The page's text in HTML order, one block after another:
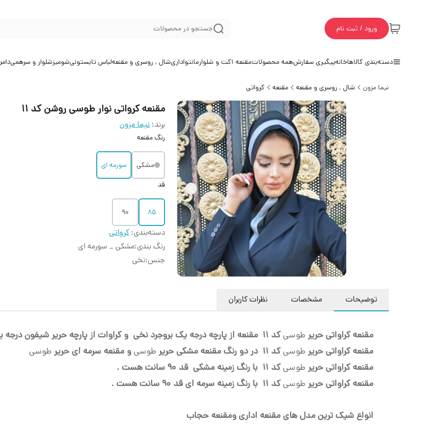
ورود / ثبت نام جستجو در محصولات
دسته‌بندی کالاهاخانهپیگیری سفارشهمه محصولاتمقنعه 1 کت و شلوارمانتواداریشال , روسری و مقنعهلباس تابستونیشومیزشلوار و سرهمی
نیما مزون شال , روسری و مقنعه مقنعه کرواتی
مقنعه کرواتی نوار طوسی روشن کد ۱۱
برند: نیما مزون
رنگ مقنعه
مشکی
سورمه ای
قد
85
90
دسته‌بندی:کرواتی
رنگ بندی:مشکی _ سورمه ای
جنس:نخی
توضیحات مشخصات نظرات کاربران
مقنعه کراواتی حریر طوسیکد 11
مقنعه از پارچه درجه یک بروجرد نخی و کراوات از پارچه حریر شیفون
مقنعه کراواتی حریر طوسیکد 11 در دو رنگ مقنعه مشکی حریر طوسی و مقنعه سرمه ای حریر طوسی
مقنعه کراواتی حریر طوسیکد 11 با رنگ زمینه مشکی قد
مقنعه کراواتی حریر طوسیکد 11 با رنگ زمینه سرمه ای قد
انواع شیک ترین مدل های مقنعه اداری ومقنعه حجاب